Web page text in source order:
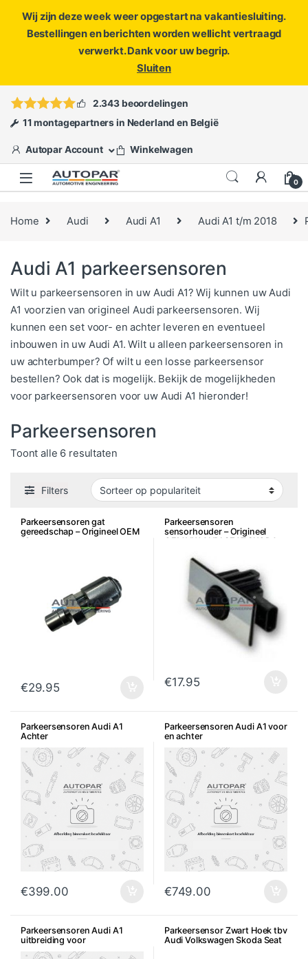
Wij zijn deze week weer opgestart na vakantiesluiting.
Bestellingen en berichten worden wellicht vertraagd
verwerkt. Dank voor uw begrip.
Sluiten
ofopen een ticket
2.343 beoordelingen
11 montagepartners in Nederland en België
Autopar Account Winkelwagen
0
Home Audi Audi A1 Audi A1 t/m 2018
Audi A1 parkeersensoren
Wilt u parkeersensoren in uw Audi A1? Wij kunnen uw Audi
A1 voorzien van origineel Audi parkeersensoren. Wij
kunnen een set voor- en achter leveren en eventueel
inbouwen in uw Audi A1. Wilt u alleen parkeersensoren in
uw achterbumper? Of wilt u een losse parkeersensor
bestellen? Ook dat is mogelijk. Bekijk de mogelijkheden
voor parkeersensoren voor uw Audi A1 hieronder!
Parkeersensoren
Toont alle 6 resultatenGesorteerd op populariteit
Filters
Parkeersensoren gat
gereedschap – Origineel OEM
18mm
€29.95
Parkeersensoren
sensorhouder – Origineel
OEM VW AUDI SEAT SKODA
€17.95
Parkeersensoren Audi A1
Achter
€399.00
Parkeersensoren Audi A1 voor
en achter
€749.00
Parkeersensoren Audi A1
uitbreiding voor
Parkeersensor Zwart Hoek tbv
Audi Volkswagen Skoda Seat